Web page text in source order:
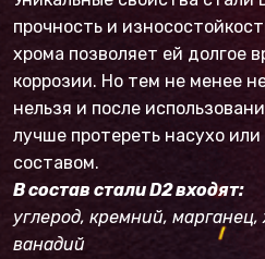
прочность и
хрома позволяет ей долгое
коррозии. Но тем не менее
нельзя и после
лучше протереть насухо
составом.
В состав стали D2 входят:
углерод, кремний,
ванадий